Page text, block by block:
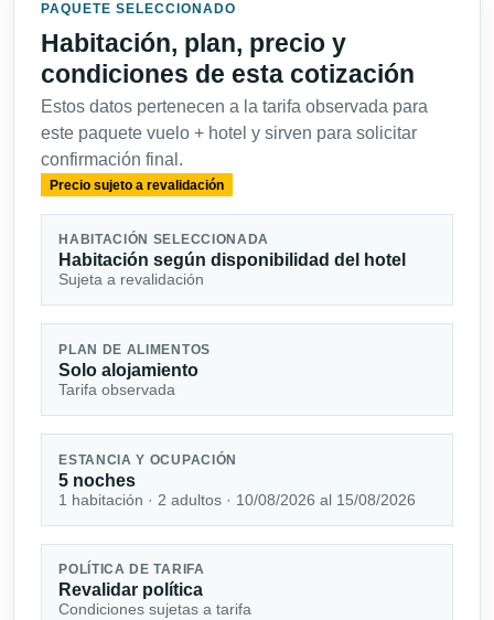
PAQUETE SELECCIONADO
Habitación, plan, precio y
condiciones de esta cotización
Estos datos pertenecen a la tarifa observada para
este paquete vuelo + hotel y sirven para solicitar
confirmación final.
Precio sujeto a revalidación
HABITACIÓN SELECCIONADA
Habitación según disponibilidad del hotel
Sujeta a revalidación
PLAN DE ALIMENTOS
Solo alojamiento
Tarifa observada
ESTANCIA Y OCUPACIÓN
5 noches
1 habitación · 2 adultos · 10/08/2026 al 15/08/2026
POLÍTICA DE TARIFA
Revalidar política
Condiciones sujetas a tarifa